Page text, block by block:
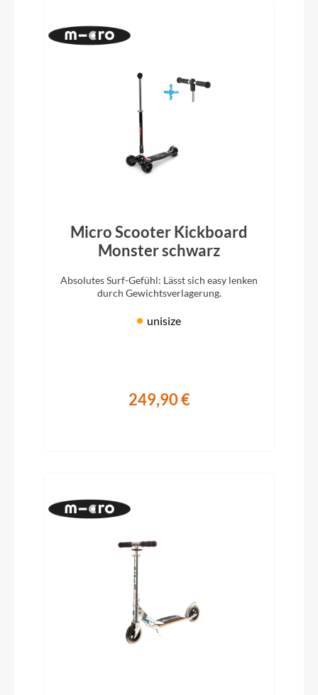
Micro Scooter Kickboard
Monster schwarz
Absolutes Surf-Gefühl: Lässt sich easy lenken
durch Gewichtsverlagerung.
unisize
249,90 €